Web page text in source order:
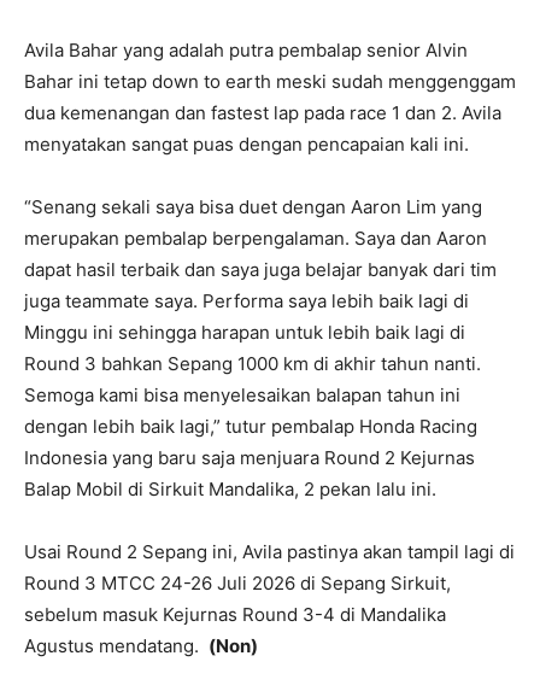
Avila Bahar yang adalah putra pembalap senior Alvin
Bahar ini tetap down to earth meski sudah menggenggam
dua kemenangan dan fastest lap pada race 1 dan 2. Avila
menyatakan sangat puas dengan pencapaian kali ini.
“Senang sekali saya bisa duet dengan Aaron Lim yang
merupakan pembalap berpengalaman. Saya dan Aaron
dapat hasil terbaik dan saya juga belajar banyak dari tim
juga teammate saya. Performa saya lebih baik lagi di
Minggu ini sehingga harapan untuk lebih baik lagi di
Round 3 bahkan Sepang 1000 km di akhir tahun nanti.
Semoga kami bisa menyelesaikan balapan tahun ini
dengan lebih baik lagi,” tutur pembalap Honda Racing
Indonesia yang baru saja menjuara Round 2 Kejurnas
Balap Mobil di Sirkuit Mandalika, 2 pekan lalu ini.
Usai Round 2 Sepang ini, Avila pastinya akan tampil lagi di
Round 3 MTCC 24-26 Juli 2026 di Sepang Sirkuit,
sebelum masuk Kejurnas Round 3-4 di Mandalika
Agustus mendatang. (Non)